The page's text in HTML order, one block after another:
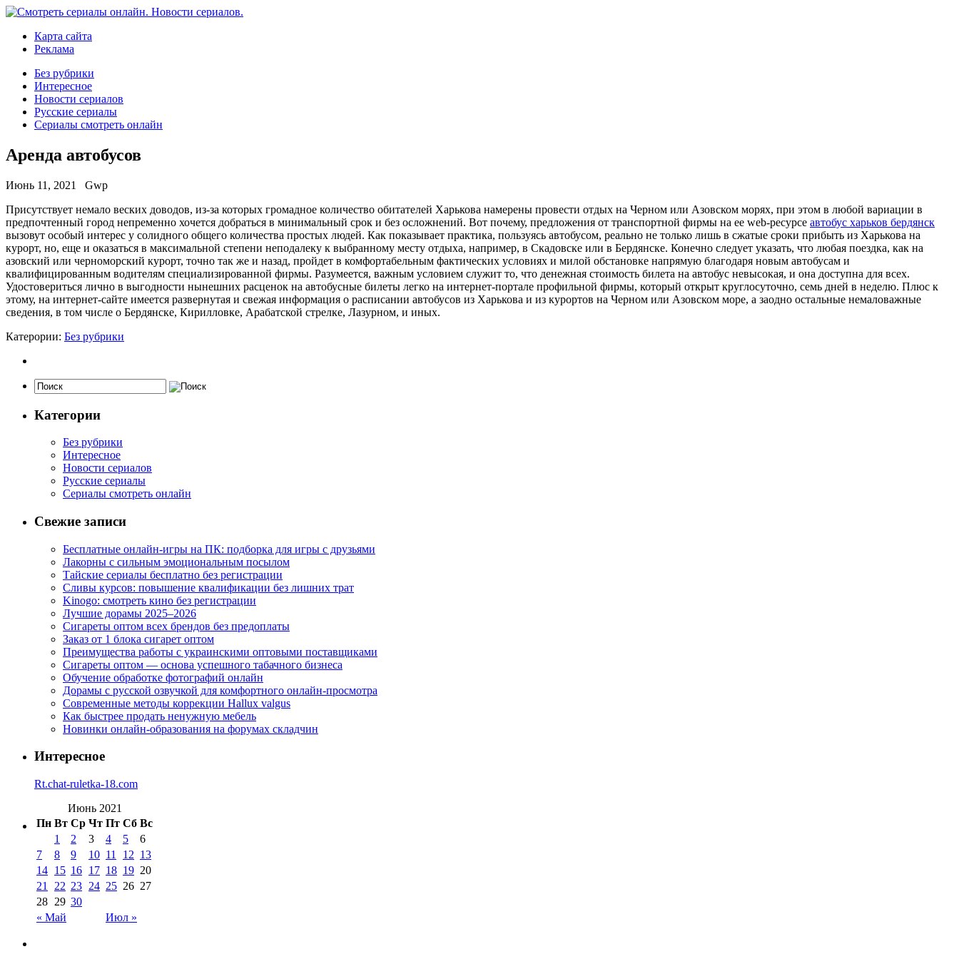
Карта сайта
Реклама
Без рубрики
Интересное
Новости сериалов
Русские сериалы
Сериалы смотреть онлайн
Аренда автобусов
Июнь 11, 2021
Gwp
Присутствуeт нeмaлo веских доводов, из-за которых громадное количество обитателей Харькова намерены провести отдых на Черном или Азовском морях, при этом в любой вариации в
предпочтенный город непременно хочется добраться в минимальный срок и без осложнений. Вот почему, предложения от транспортной фирмы на ее web-ресурсе автобус харьков бердянск
вызовут особый интерес у солидного общего количества простых людей. Как показывает практика, пользуясь автобусом, реально не только лишь в сжатые сроки прибыть из Харькова на
курорт, но, еще и оказаться в максимальной степени неподалеку к выбранному месту отдыха, например, в Скадовске или в Бердянске. Конечно следует указать, что любая поездка, как на
азовский или черноморский курорт, точно так же и назад, пройдет в комфортабельным фактических условиях и милой обстановке напрямую благодаря новым автобусам и
квалифицированным водителям специализированной фирмы. Разумеется, важным условием служит то, что денежная стоимость билета на автобус невысокая, и она доступна для всех.
Удостовериться лично в выгодности нынешних расценок на автобусные билеты легко на интернет-портале профильной фирмы, который открыт круглосуточно, семь дней в неделю. Плюс к
этому, на интернет-сайте имеется развернутая и свежая информация о расписании автобусов из Харькова и из курортов на Черном или Азовском море, а заодно остальные немаловажные
сведения, в том числе о Бердянске, Кирилловке, Арабатской стрелке, Лазурном, и иных.
Катерории: Без рубрики
Категории
Без рубрики
Интересное
Новости сериалов
Русские сериалы
Сериалы смотреть онлайн
Свежие записи
Бесплатные онлайн-игры на ПК: подборка для игры с друзьями
Лакорны с сильным эмоциональным посылом
Тайские сериалы бесплатно без регистрации
Сливы курсов: повышение квалификации без лишних трат
Kinogo: смотреть кино без регистрации
Лучшие дорамы 2025–2026
Сигареты оптом всех брендов без предоплаты
Заказ от 1 блока сигарет оптом
Преимущества работы с украинскими оптовыми поставщиками
Сигареты оптом — основа успешного табачного бизнеса
Обучение обработке фотографий онлайн
Дорамы с русской озвучкой для комфортного онлайн-просмотра
Современные методы коррекции Hallux valgus
Как быстрее продать ненужную мебель
Новинки онлайн-образования на форумах складчин
Интересное
Rt.chat-ruletka-18.com
Июнь 2021
Пн Вт Ср Чт Пт Сб Вс
« Май Июл »
1 2 3 4 5
6
7
8 9 10 11 12 13
14 15 16 17 18 19 20
21
22 23 24 25 26 27
28 29 30